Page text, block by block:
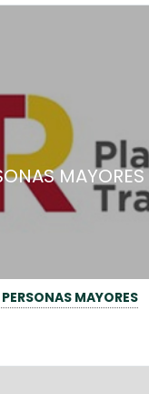
MAYORES
MAYORES